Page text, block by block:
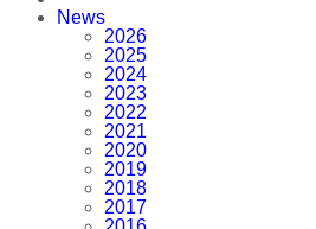
News
2026
2025
2024
2023
2022
2021
2020
2019
2018
2017